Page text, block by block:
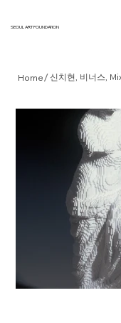
SEOUL ART FOUNDATION
Home/ 신치현, 비너스,